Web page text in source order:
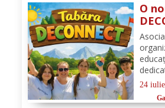
O
ani,
24